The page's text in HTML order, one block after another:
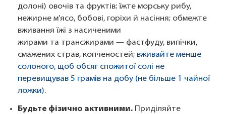
долоні) овочів та фруктів; їжте морську рибу,
нежирне м’ясо, бобові, горіхи й насіння; обмежте
вживання їжі з насиченими
жирами та трансжирами — фастфуду, випічки,
смажених страв, копченостей; вживайте менше
солоного, щоб обсяг спожитої солі не
перевищував 5 грамів на добу (не більше 1 чайної
ложки).
Будьте фізично активними. Приділяйте